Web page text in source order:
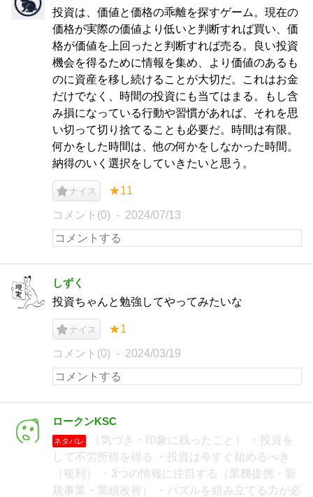
投資は、価値と価格の乖離を探すゲーム。現在の
価格が実際の価値より低いと判断すれば買い、価
格が価値を上回ったと判断すれば売る。良い投資
機会を得るために情報を集め、より価値のあるも
のに資産を移し続けることが大切だ。これはお金
だけでなく、時間の投資にも当てはまる。もし含
み損になっている行動や習慣があれば、それを思
い切って切り捨てることも必要だ。時間は有限。
何かをした時間は、他の何かをしなかった時間。
納得のいく選択をしていきたいと思う。
ナイス ★11
コメント(0) 2024/07/13
しずく
投資ちゃんと勉強してやってみたいな
ナイス ★1
コメント(0) 2024/03/19
ロークンKSC
ネタバレ
（気づき・印象に残ったこと） ・投資を
して不労所得を得る ・投資は今すぐ始めるべき
（複利） ・3つの情報に注目する（業務提携・新
規事業・業績改善） ・パズルを組み立てる力が必